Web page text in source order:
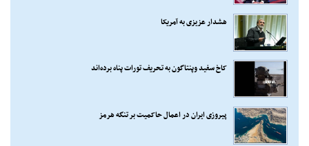
هشدار عزیزی به آمریکا
کاخ سفید وپنتاگون به تحریف تورات پناه برده‌اند
پیروزی ایران در اعمال حاکمیت بر تنگه هرمز